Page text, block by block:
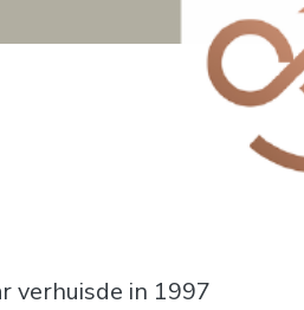
verhuisde in 1997